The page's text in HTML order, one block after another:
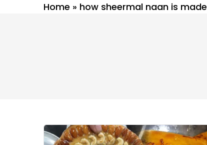
Home » how sheermal naan is made